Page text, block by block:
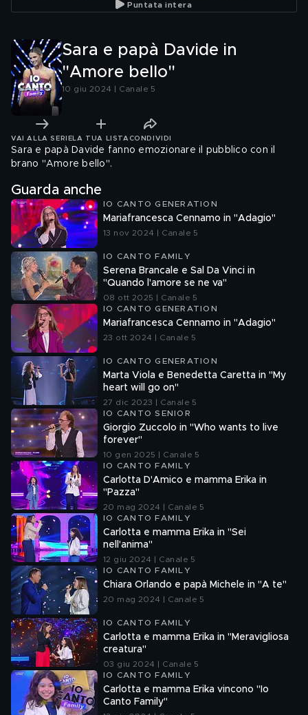
Puntata intera
Sara e papà Davide in
"Amore bello"
10 giu 2024 | Canale 5
VAI ALLA SERIE LA TUA LISTA CONDIVIDI
Sara e papà Davide fanno emozionare il pubblico con il
brano "Amore bello".
Guarda anche
IO CANTO GENERATION
Mariafrancesca Cennamo in "Adagio"
13 nov 2024 | Canale 5
IO CANTO FAMILY
Serena Brancale e Sal Da Vinci in
"Quando l'amore se ne va"
08 ott 2025 | Canale 5
IO CANTO GENERATION
Mariafrancesca Cennamo in "Adagio"
23 ott 2024 | Canale 5
IO CANTO GENERATION
Marta Viola e Benedetta Caretta in "My
heart will go on"
27 dic 2023 | Canale 5
IO CANTO SENIOR
Giorgio Zuccolo in "Who wants to live
forever"
10 gen 2025 | Canale 5
IO CANTO FAMILY
Carlotta D'Amico e mamma Erika in
"Pazza"
20 mag 2024 | Canale 5
IO CANTO FAMILY
Carlotta e mamma Erika in "Sei
nell'anima"
12 giu 2024 | Canale 5
IO CANTO FAMILY
Chiara Orlando e papà Michele in "A te"
20 mag 2024 | Canale 5
IO CANTO FAMILY
Carlotta e mamma Erika in "Meravigliosa
creatura"
03 giu 2024 | Canale 5
IO CANTO FAMILY
Carlotta e mamma Erika vincono "Io
Canto Family"